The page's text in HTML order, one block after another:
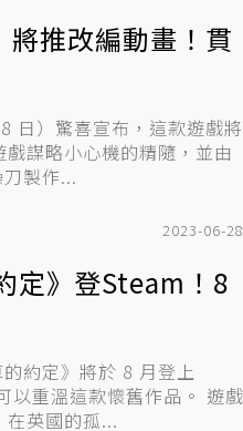
推改編動畫！貫
日）驚喜宣布，這款遊戲將
謀略小心機的精隨，並由
製作...
2023-06-28
定》登Steam！8
約定》將於 8 月登上
溫這款懷舊作品。 遊戲
在英國的孤...